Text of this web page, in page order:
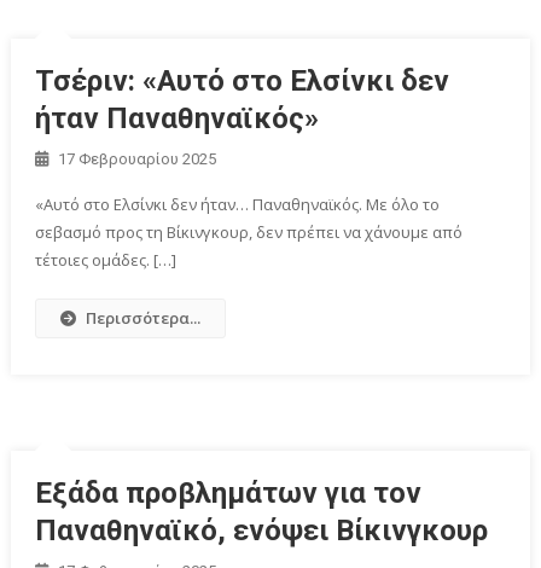
Τσέριν: «Αυτό στο Ελσίνκι δεν
ήταν Παναθηναϊκός»
17 Φεβρουαρίου 2025
«Αυτό στο Ελσίνκι δεν ήταν… Παναθηναϊκός. Με όλο το
σεβασμό προς τη Βίκινγκουρ, δεν πρέπει να χάνουμε από
τέτοιες ομάδες. […]
Περισσότερα...
Εξάδα προβλημάτων για τον
Παναθηναϊκό, ενόψει Βίκινγκουρ